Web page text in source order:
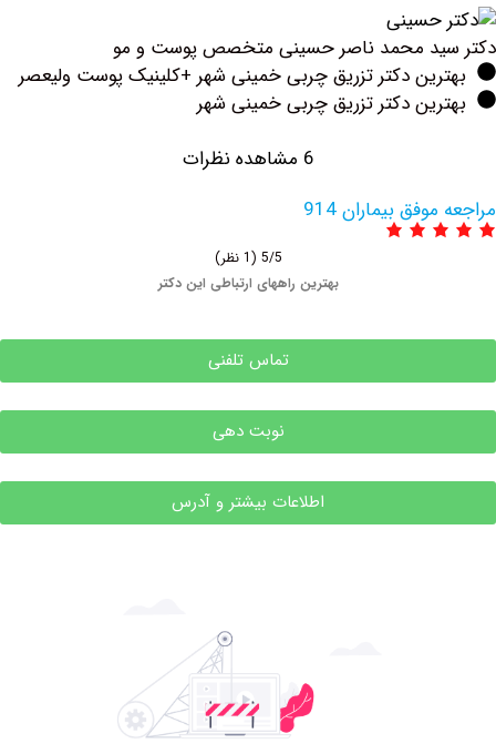
محمد ناصر حسینی متخصص پوست و مو
دکتر تزریق چربی خمینی شهر +کلینیک پوست ولیعصر
دکتر تزریق چربی خمینی شهر
بیماران 914
بهترین راههای ارتباطی این دکتر
تماس تلفنی
نوبت دهی
اطلاعات بیشتر و آدرس